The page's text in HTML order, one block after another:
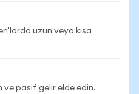
uzun veya kısa
ve pasif gelir elde edin.